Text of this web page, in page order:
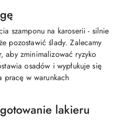
szamponu na karoserii - silnie
pozostawić ślady. Zalecamy
aby zminimalizować ryzyko
osadów i wypłukuje się
pracę w warunkach
lakieru